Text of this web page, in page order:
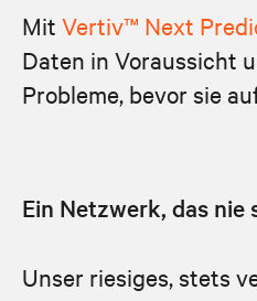
Mit Vertiv™ Next
Daten in Voraussicht
Probleme, bevor sie
Ein Netzwerk, das nie
Unser riesiges, stets